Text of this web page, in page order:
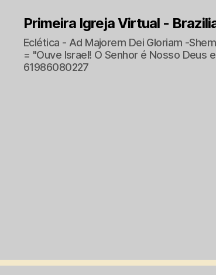
Primeira Igreja Virtual -
Eclética - Ad Majorem Dei Gloriam -
= "Ouve Israel! O Senhor é Nosso Deus
61986080227